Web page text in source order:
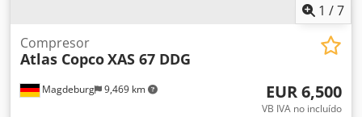
1 /7
Magdeburg 9,469 km
Compresor
Atlas CopcoXAS 67 DDG
EUR 6,500
VB IVA no incluído